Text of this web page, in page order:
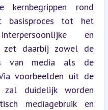
kernbegrippen rond
basisproces tot het
en
zet daarbij zowel de
van media als de
voorbeelden uit de
zal duidelijk worden
mediagebruik en